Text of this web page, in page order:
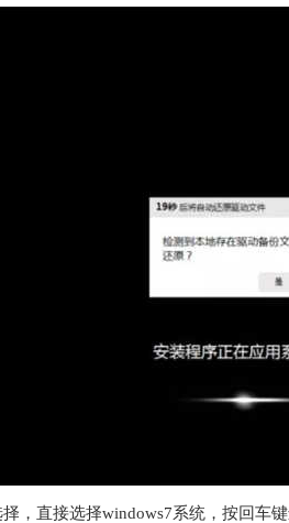
，直接选择windows7系统，按回车